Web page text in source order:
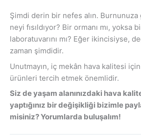
Şimdi derin bir nefes alın.
neyi fısıldıyor? Bir ormanı mı, yoksa
laboratuvarını mı? Eğer ikincisiyse,
zaman şimdidir.
Unutmayın, iç mekân hava kalitesi
ürünleri tercih etmek önemlidir.
Siz de yaşam alanınızdaki hava
yaptığınız bir değişikliği bizimle
misiniz? Yorumlarda buluşalım!